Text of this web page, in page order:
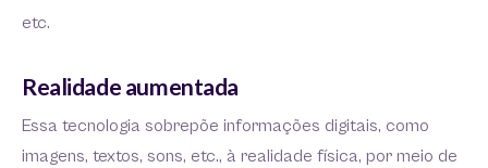
etc.
Realidade aumentada
Essa tecnologia sobrepõe informações digitais, como
imagens, textos, sons, etc., à realidade física, por meio de